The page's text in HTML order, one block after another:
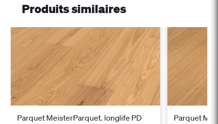
Produits similaires
Parquet MeisterParquet. longlife PD
Parquet